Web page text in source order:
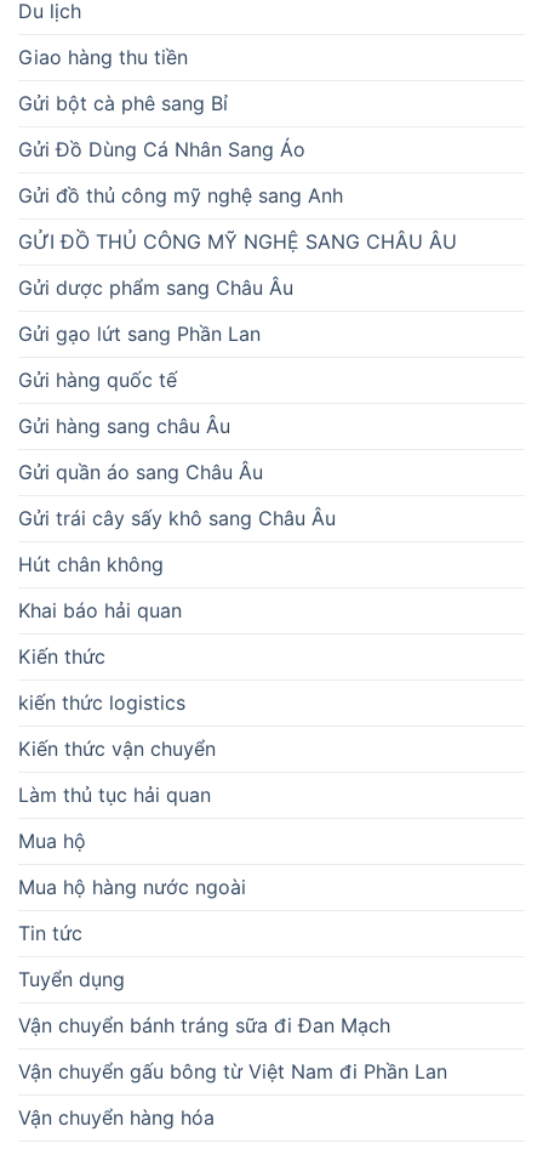
Du lịch
Giao hàng thu tiền
Gửi bột cà phê sang Bỉ
Gửi Đồ Dùng Cá Nhân Sang Áo
Gửi đồ thủ công mỹ nghệ sang Anh
GỬI ĐỒ THỦ CÔNG MỸ NGHỆ SANG CHÂU ÂU
Gửi dược phẩm sang Châu Âu
Gửi gạo lứt sang Phần Lan
Gửi hàng quốc tế
Gửi hàng sang châu Âu
Gửi quần áo sang Châu Âu
Gửi trái cây sấy khô sang Châu Âu
Hút chân không
Khai báo hải quan
Kiến thức
kiến thức logistics
Kiến thức vận chuyển
Làm thủ tục hải quan
Mua hộ
Mua hộ hàng nước ngoài
Tin tức
Tuyển dụng
Vận chuyển bánh tráng sữa đi Đan Mạch
Vận chuyển gấu bông từ Việt Nam đi Phần Lan
Vận chuyển hàng hóa